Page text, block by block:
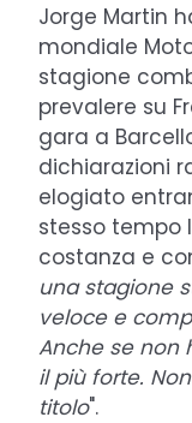
Jorge Martin
mondiale
stagione
prevalere su
gara a
dichiarazioni
elogiato
stesso tempo
costanza e
una stagione
veloce e
Anche se non
il più forte.
titolo".